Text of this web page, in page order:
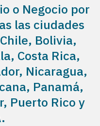
o Negocio por
las ciudades
Bolivia,
Costa Rica,
Nicaragua,
Panamá,
Puerto Rico y